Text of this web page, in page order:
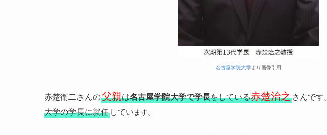
名古屋学院大学より画像引用
赤楚衛二さんの父親は名古屋学院大学で学長をしている赤楚治之さんです。
大学の学長に就任 しています。